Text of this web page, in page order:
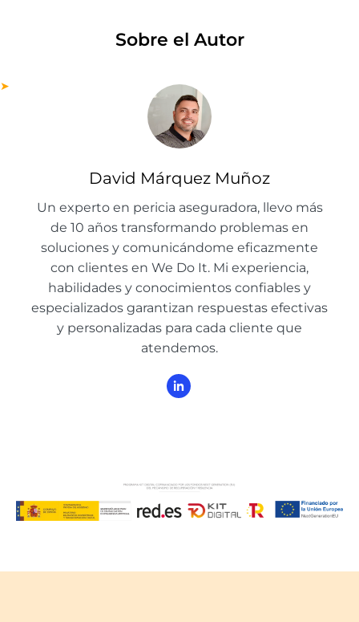
Sobre el Autor
David Márquez Muñoz
Un experto en pericia aseguradora, llevo más
de 10 años transformando problemas en
soluciones y comunicándome eficazmente
con clientes en We Do It. Mi experiencia,
habilidades y conocimientos confiables y
especializados garantizan respuestas efectivas
y personalizadas para cada cliente que
atendemos.